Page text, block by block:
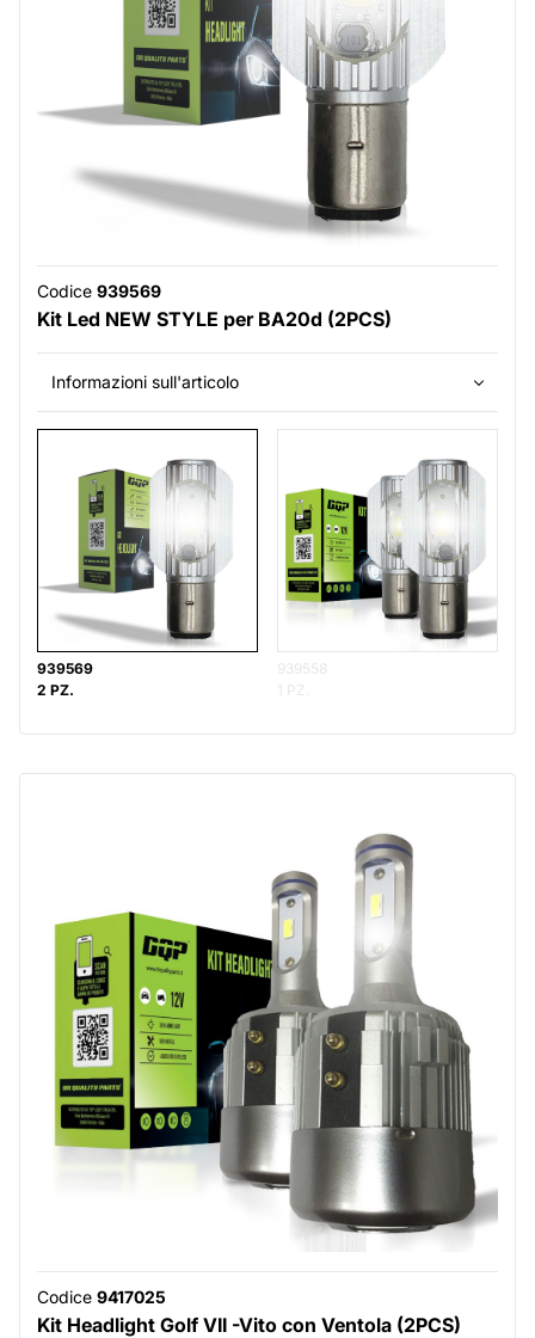
Codice 939569
Kit Led NEW STYLE per BA20d (2PCS)
Informazioni sull'articolo
939569
2 PZ.
939558
1 PZ.
Codice 9417025
Kit Headlight Golf VII -Vito con Ventola (2PCS)